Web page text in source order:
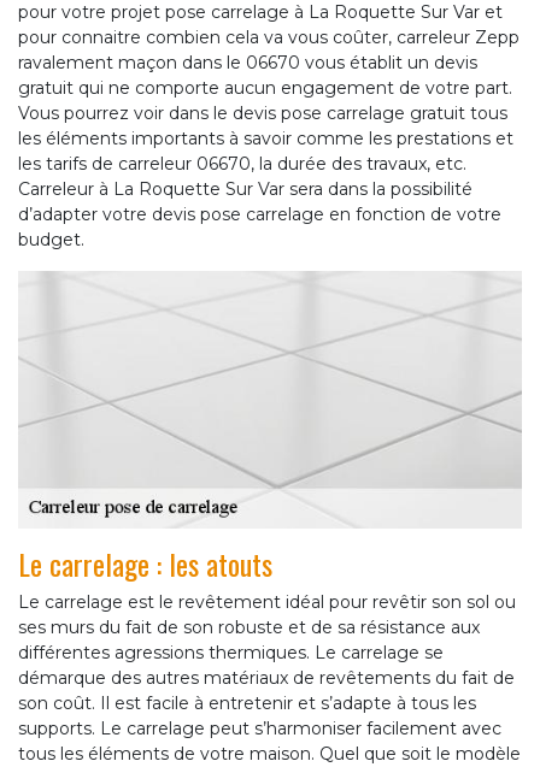
pour votre projet pose carrelage à La Roquette Sur Var et
pour connaitre combien cela va vous coûter, carreleur Zepp
ravalement maçon dans le 06670 vous établit un devis
gratuit qui ne comporte aucun engagement de votre part.
Vous pourrez voir dans le devis pose carrelage gratuit tous
les éléments importants à savoir comme les prestations et
les tarifs de carreleur 06670, la durée des travaux, etc.
Carreleur à La Roquette Sur Var sera dans la possibilité
d’adapter votre devis pose carrelage en fonction de votre
budget.
Le carrelage : les atouts
Le carrelage est le revêtement idéal pour revêtir son sol ou
ses murs du fait de son robuste et de sa résistance aux
différentes agressions thermiques. Le carrelage se
démarque des autres matériaux de revêtements du fait de
son coût. Il est facile à entretenir et s’adapte à tous les
supports. Le carrelage peut s’harmoniser facilement avec
tous les éléments de votre maison. Quel que soit le modèle